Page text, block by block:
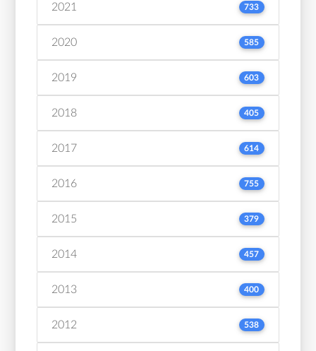
2021 733
2020 585
2019 603
2018 405
2017 614
2016 755
2015 379
2014 457
2013 400
2012 538